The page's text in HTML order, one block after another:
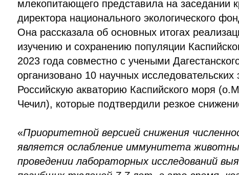
млекопитающего представила на заседании
директора национального экологического
Она рассказала об основных итогах
изучению и сохранению популяции
2023 года совместно с учеными
организовано 10 научных
Российскую акваторию Каспийского моря
Чечил), которые подтвердили резкое
«Приоритетной версией снижения
является ослабление иммунитета
проведении лабораторных исследований